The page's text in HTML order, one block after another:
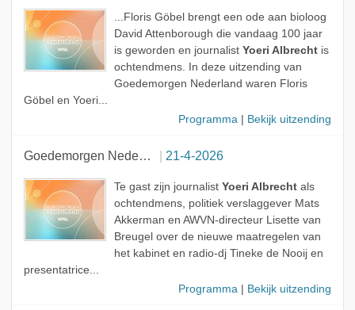
...Floris Göbel brengt een ode aan bioloog
David Attenborough die vandaag 100 jaar
is geworden en journalist Yoeri Albrechtis
ochtendmens. In deze uitzending van
Goedemorgen Nederland waren Floris
Göbel en Yoeri...
Programma
Bekijk uitzending
Goedemorgen Nederland 21-4-2026
Te gast zijn journalist Yoeri Albrechtals
ochtendmens, politiek verslaggever Mats
Akkerman en AWVN-directeur Lisette van
Breugel over de nieuwe maatregelen van
het kabinet en radio-dj Tineke de Nooij en
presentatrice...
Programma
Bekijk uitzending